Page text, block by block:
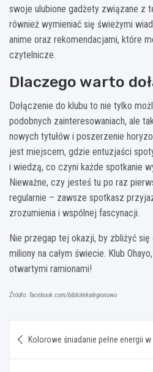
swoje ulubione gadżety związane z
również wymieniać się świeżymi
anime oraz rekomendacjami, które
czytelnicze.
Dlaczego warto
Dołączenie do klubu to nie tylko
podobnych zainteresowaniach, ale
nowych tytułów i poszerzenie
jest miejscem, gdzie entuzjaści
i wiedzą, co czyni każde spotkanie
Nieważne, czy jesteś tu po raz
regularnie – zawsze spotkasz
zrozumienia i wspólnej fascynacji.
Nie przegap tej okazji, by zbliżyć
miliony na całym świecie. Klub
otwartymi ramionami!
Źródło: facebook.com/bibliotekalegionowo
wpisu
Kolorowe śniadanie pełne energii